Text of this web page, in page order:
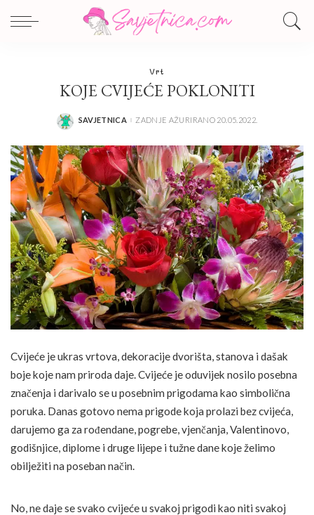
Vrt
KOJE CVIJEĆE POKLONITI
POSTED
SAVJETNICA ZADNJE AŽURIRANO 20.05.2022.
Cvijeće je ukras vrtova, dekoracije dvorišta, stanova i dašak
boje koje nam priroda daje. Cvijeće je oduvijek nosilo posebna
značenja i darivalo se u posebnim prigodama kao simbolična
poruka. Danas gotovo nema prigode koja prolazi bez cvijeća,
darujemo ga za rođendane, pogrebe, vjenčanja, Valentinovo,
godišnjice, diplome i druge lijepe i tužne dane koje želimo
obilježiti na poseban način.
No, ne daje se svako cvijeće u svakoj prigodi kao niti svakoj